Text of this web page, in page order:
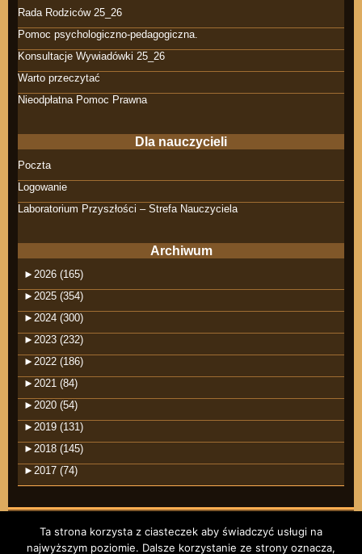
Rada Rodziców 25_26
Pomoc psychologiczno-pedagogiczna.
Konsultacje Wywiadówki 25_26
Warto przeczytać
Nieodpłatna Pomoc Prawna
Dla nauczycieli
Poczta
Logowanie
Laboratorium Przyszłości – Strefa Nauczyciela
Archiwum
► 2026 (165)
► 2025 (354)
► 2024 (300)
► 2023 (232)
► 2022 (186)
► 2021 (84)
► 2020 (54)
► 2019 (131)
► 2018 (145)
► 2017 (74)
Ta strona korzysta z ciasteczek aby świadczyć usługi na
najwyższym poziomie. Dalsze korzystanie ze strony oznacza,